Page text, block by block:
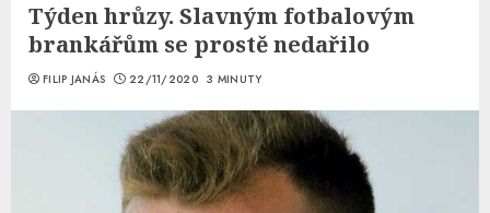
Týden hrůzy. Slavným fotbalovým
brankářům se prostě nedařilo
FILIP JANÁS 22/11/2020 3 MINUTY